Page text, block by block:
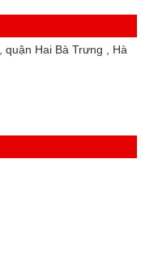
quận Hai Bà Trưng , Hà